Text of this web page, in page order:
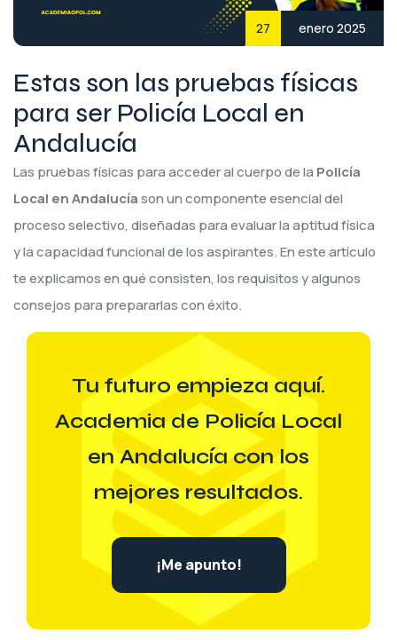
27 enero 2025
Estas son las pruebas físicas
para ser Policía Local en
Andalucía
Las pruebas físicas para acceder al cuerpo de la Policía
Local en Andalucíason un componente esencial del
proceso selectivo, diseñadas para evaluar la aptitud física
y la capacidad funcional de los aspirantes. En este artículo
te explicamos en qué consisten, los requisitos y algunos
consejos para prepararlas con éxito.
Tu futuro empieza aquí.
Academia de Policía Local
en Andalucía con los
mejores resultados.
¡Me apunto!